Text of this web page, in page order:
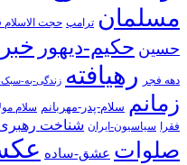
مسلمان ترامپ حجت الاسلام
حسین حکیم-دیهور خبر
دهه فجر رهیافته زندگی-به-
زمانم سلام-پدر-مهربانم سلام
فقرا
سیاسیون-ایران شناخت
صلوات عشق-ساده